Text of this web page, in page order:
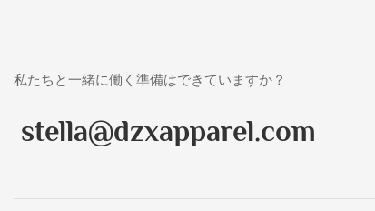
私たちと一緒に働く準備はできていますか？
stella@dzxapparel.com